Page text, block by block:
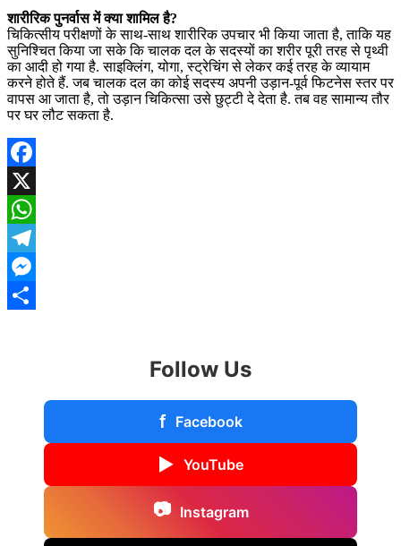
शारीरिक पुनर्वास में क्या शामिल है?
चिकित्सीय परीक्षणों के साथ-साथ शारीरिक उपचार भी किया जाता है, ताकि यह
सुनिश्चित किया जा सके कि चालक दल के सदस्यों का शरीर पूरी तरह से पृथ्वी
का आदी हो गया है. साइक्लिंग, योगा, स्ट्रेचिंग से लेकर कई तरह के व्यायाम
करने होते हैं. जब चालक दल का कोई सदस्य अपनी उड़ान-पूर्व फिटनेस स्तर पर
वापस आ जाता है, तो उड़ान चिकित्सा उसे छुट्टी दे देता है. तब वह सामान्य तौर
पर घर लौट सकता है.
Facebook
X
WhatsApp
Telegram
Messenger
Follow Us
f Facebook
▶ YouTube
📷 Instagram